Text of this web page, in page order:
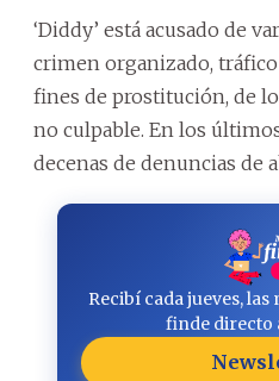
‘Diddy’ está acusado de
crimen organizado,
fines de prostitución, de
no culpable. En los
decenas de denuncias de
Recibí cada jueves,
finde directo